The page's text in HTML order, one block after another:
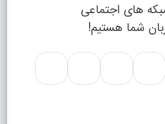
های اجتماعی
شما هستیم!